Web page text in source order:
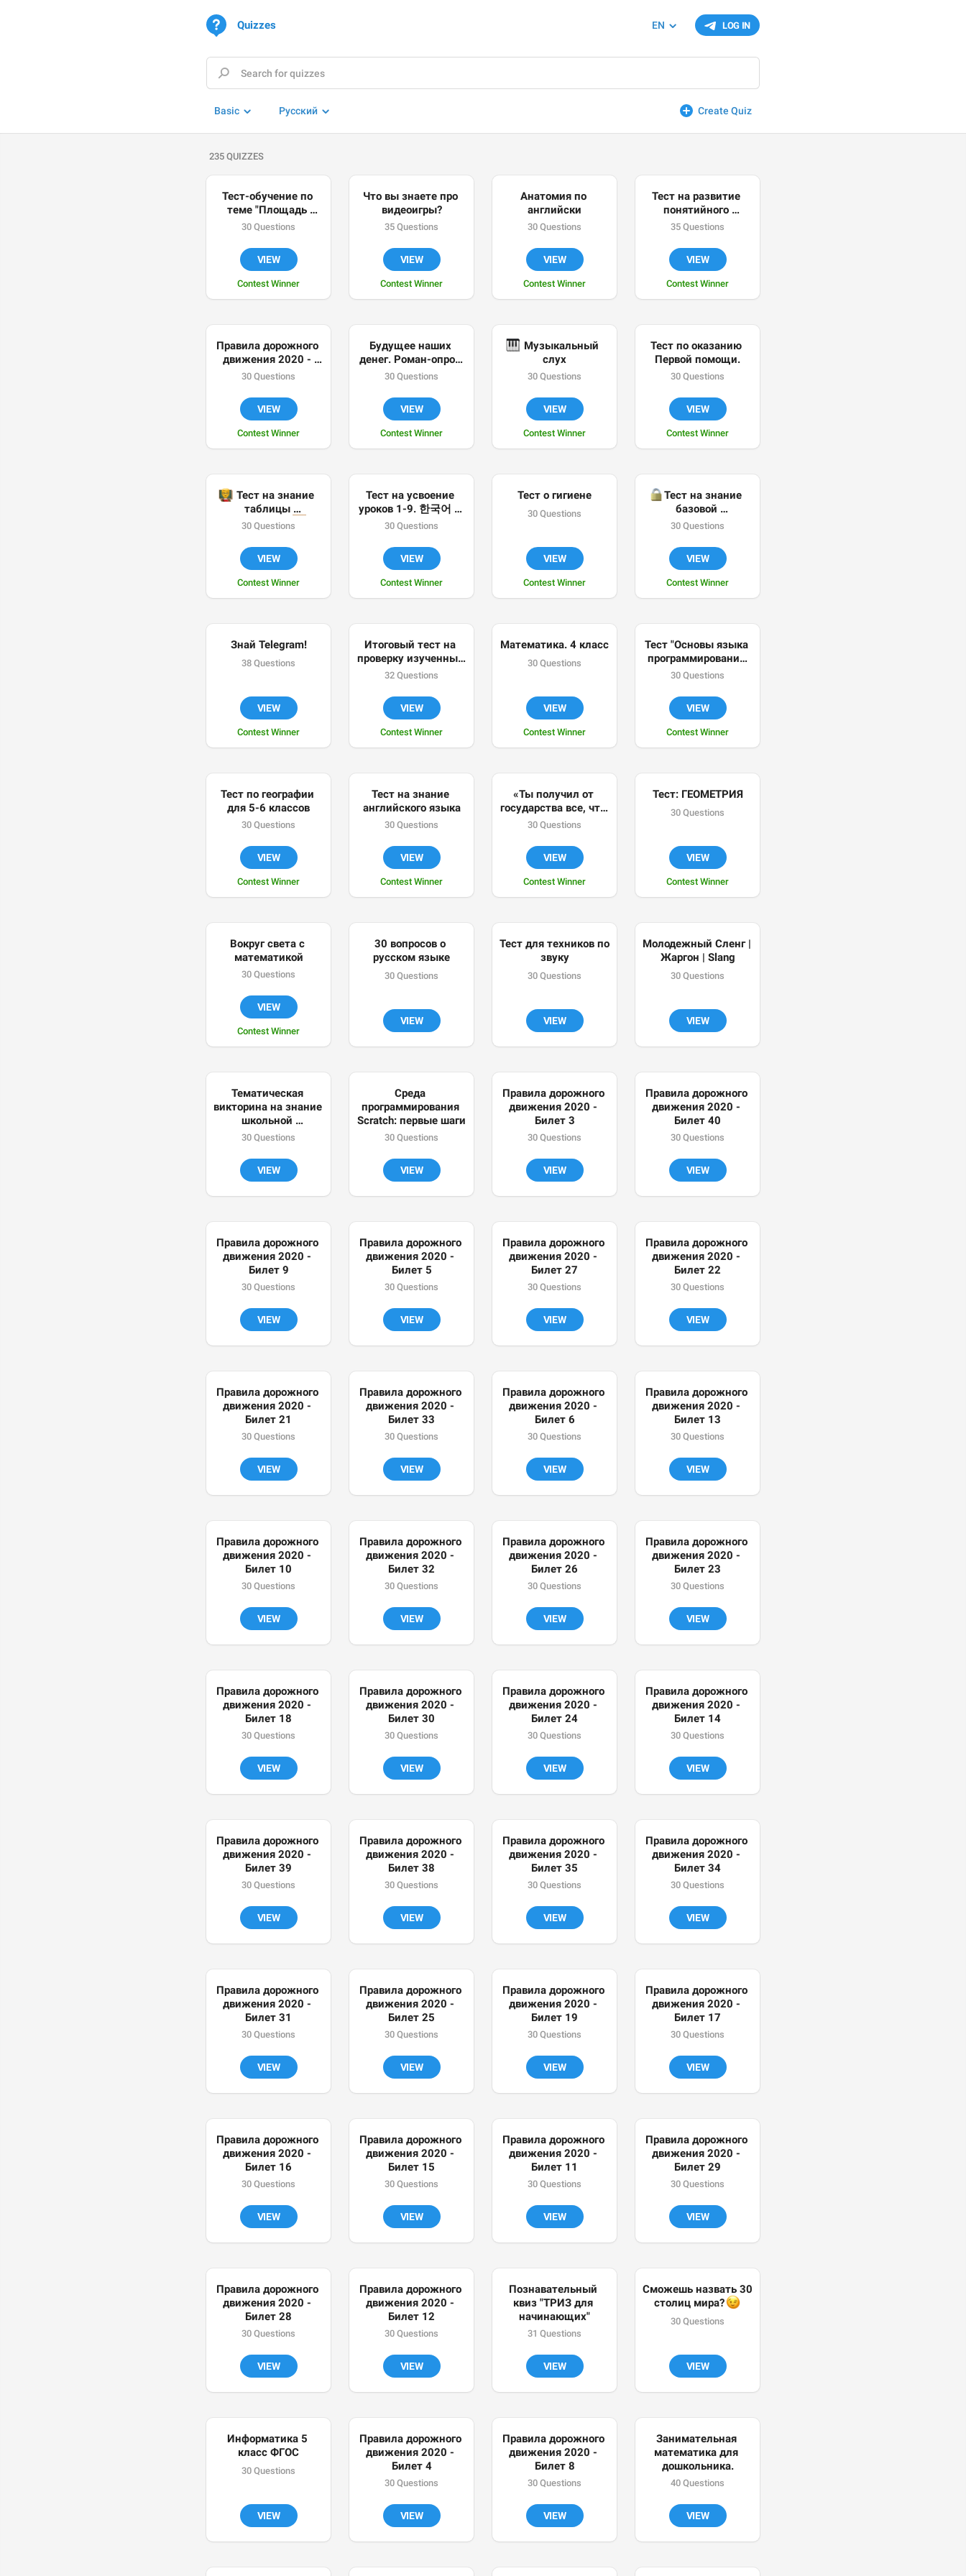
LOG IN
EN
Quizzes
Create Quiz
Basic Русский
235 QUIZZES
Тест-обучение по
теме "Площадь
треугольника"
30 Questions
VIEW
Contest Winner
Что вы знаете про
видеоигры?
35 Questions
VIEW
Contest Winner
Анатомия по
английски
30 Questions
VIEW
Contest Winner
Тест на развитие
понятийного
мышления или
35 Questions
VIEW
Contest Winner
Правила дорожного
движения 2020 -
Билет 1
30 Questions
VIEW
Contest Winner
Будущее наших
денег. Роман-опрос
(фрагмент)
30 Questions
VIEW
Contest Winner
🎹 Музыкальный
слух
30 Questions
VIEW
Contest Winner
Тест по оказанию
Первой помощи.
30 Questions
VIEW
Contest Winner
👨‍🏫 Тест на знание
таблицы
умножения.
🧮
30 Questions
VIEW
Contest Winner
Тест на усвоение
уроков 1-9. 한국어 초
급 NIIED.
30 Questions
VIEW
Contest Winner
Тест о гигиене
30 Questions
VIEW
Contest Winner
🔒Тест на знание
базовой
информационной
сохранить деньги и
приватность в
Интернете
30 Questions
VIEW
Contest Winner
Знай Telegram!
38 Questions
VIEW
Contest Winner
Итоговый тест на
проверку изученных
орфограмм в 3
языку
32 Questions
VIEW
Contest Winner
Математика. 4 класс
30 Questions
VIEW
Contest Winner
Тест "Основы языка
программирования
JavaScript"
30 Questions
VIEW
Contest Winner
Тест по географии
для 5-6 классов
30 Questions
VIEW
Contest Winner
Тест на знание
английского языка
30 Questions
VIEW
Contest Winner
«Ты получил от
государства все, что
мог? (в связи с
30 Questions
VIEW
Contest Winner
Тест: ГЕОМЕТРИЯ
30 Questions
VIEW
Contest Winner
Вокруг света с
математикой
30 Questions
VIEW
Contest Winner
30 вопросов о
русском языке
30 Questions
VIEW
Тест для техников по
звуку
30 Questions
VIEW
Молодежный Сленг |
Жаргон | Slang
30 Questions
VIEW
Тематическая
викторина на знание
школьной
литературы
30 Questions
VIEW
Среда
программирования
Scratch: первые шаги
30 Questions
VIEW
Правила дорожного
движения 2020 -
Билет 3
30 Questions
VIEW
Правила дорожного
движения 2020 -
Билет 40
30 Questions
VIEW
Правила дорожного
движения 2020 -
Билет 9
30 Questions
VIEW
Правила дорожного
движения 2020 -
Билет 5
30 Questions
VIEW
Правила дорожного
движения 2020 -
Билет 27
30 Questions
VIEW
Правила дорожного
движения 2020 -
Билет 22
30 Questions
VIEW
Правила дорожного
движения 2020 -
Билет 21
30 Questions
VIEW
Правила дорожного
движения 2020 -
Билет 33
30 Questions
VIEW
Правила дорожного
движения 2020 -
Билет 6
30 Questions
VIEW
Правила дорожного
движения 2020 -
Билет 13
30 Questions
VIEW
Правила дорожного
движения 2020 -
Билет 10
30 Questions
VIEW
Правила дорожного
движения 2020 -
Билет 32
30 Questions
VIEW
Правила дорожного
движения 2020 -
Билет 26
30 Questions
VIEW
Правила дорожного
движения 2020 -
Билет 23
30 Questions
VIEW
Правила дорожного
движения 2020 -
Билет 18
30 Questions
VIEW
Правила дорожного
движения 2020 -
Билет 30
30 Questions
VIEW
Правила дорожного
движения 2020 -
Билет 24
30 Questions
VIEW
Правила дорожного
движения 2020 -
Билет 14
30 Questions
VIEW
Правила дорожного
движения 2020 -
Билет 39
30 Questions
VIEW
Правила дорожного
движения 2020 -
Билет 38
30 Questions
VIEW
Правила дорожного
движения 2020 -
Билет 35
30 Questions
VIEW
Правила дорожного
движения 2020 -
Билет 34
30 Questions
VIEW
Правила дорожного
движения 2020 -
Билет 31
30 Questions
VIEW
Правила дорожного
движения 2020 -
Билет 25
30 Questions
VIEW
Правила дорожного
движения 2020 -
Билет 19
30 Questions
VIEW
Правила дорожного
движения 2020 -
Билет 17
30 Questions
VIEW
Правила дорожного
движения 2020 -
Билет 16
30 Questions
VIEW
Правила дорожного
движения 2020 -
Билет 15
30 Questions
VIEW
Правила дорожного
движения 2020 -
Билет 11
30 Questions
VIEW
Правила дорожного
движения 2020 -
Билет 29
30 Questions
VIEW
Правила дорожного
движения 2020 -
Билет 28
30 Questions
VIEW
Правила дорожного
движения 2020 -
Билет 12
30 Questions
VIEW
Познавательный
квиз "ТРИЗ для
начинающих"
31 Questions
VIEW
Сможешь назвать 30
столиц мира?
😉
30 Questions
VIEW
Информатика 5
класс ФГОС
30 Questions
VIEW
Правила дорожного
движения 2020 -
Билет 4
30 Questions
VIEW
Правила дорожного
движения 2020 -
Билет 8
30 Questions
VIEW
Занимательная
математика для
дошкольника.
40 Questions
VIEW